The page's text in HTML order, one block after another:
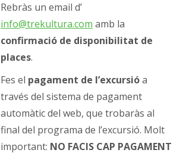
Rebràs un email d’
info@trekultura.com amb la
confirmació de disponibilitat de
places.
Fes el pagament de l’excursióa
través del sistema de pagament
automàtic del web, que trobaràs al
final del programa de l’excursió. Molt
important: NO FACIS CAP PAGAMENT